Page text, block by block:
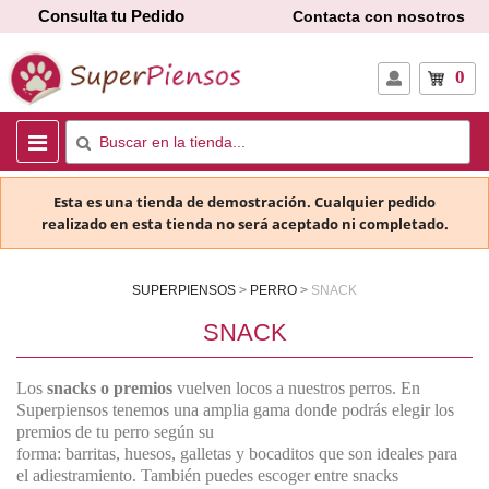
Consulta tu Pedido Contacta con nosotros
0
Esta es una tienda de demostración. Cualquier pedido
realizado en esta tienda no será aceptado ni completado.
SUPERPIENSOS PERRO SNACK
SNACK
Los snacks o premios vuelven locos a nuestros perros. En
Superpiensos tenemos una amplia gama donde podrás elegir los
premios de tu perro según su
forma: barritas, huesos, galletas y bocaditos que son ideales para
el adiestramiento. También puedes escoger entre snacks